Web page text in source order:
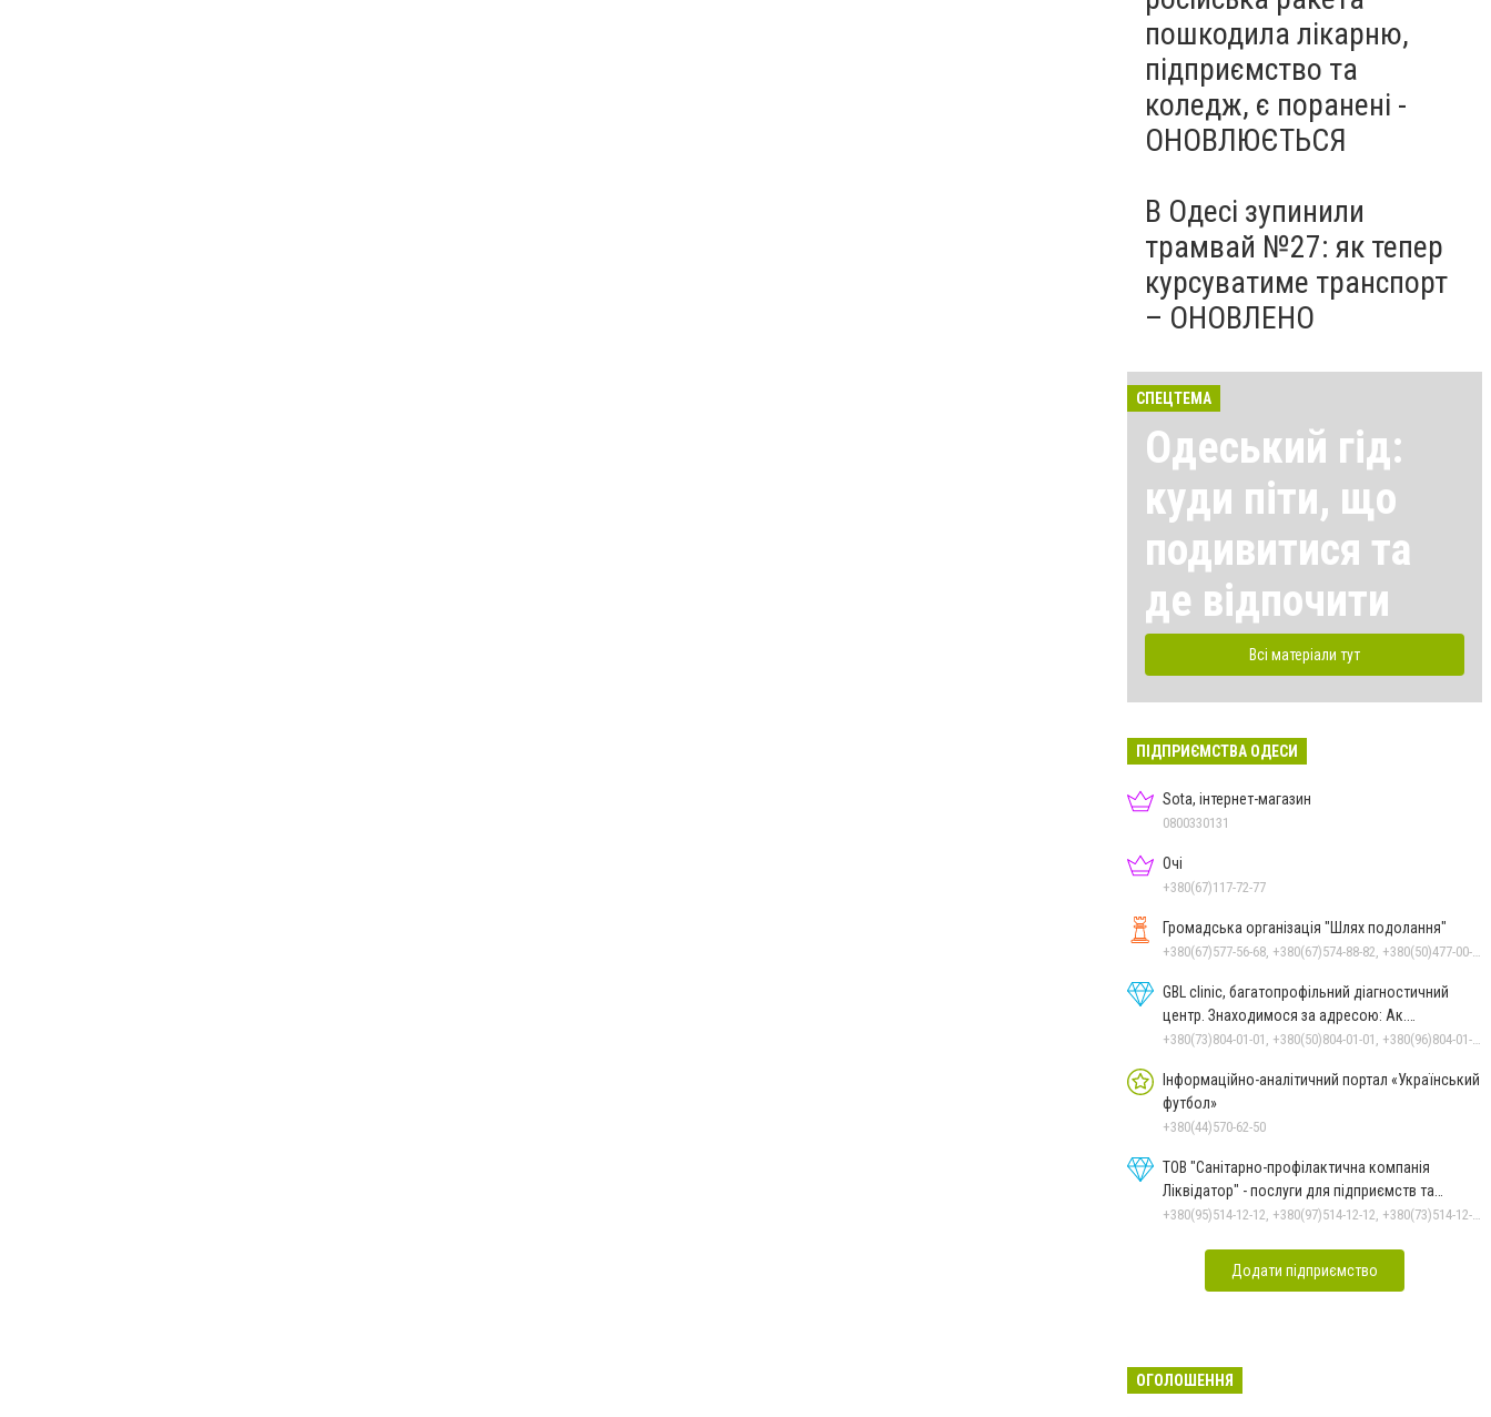
пошкодила лікарню,
підприємство та
коледж, є поранені -
ОНОВЛЮЄТЬСЯ
В Одесі зупинили
трамвай №27: як тепер
курсуватиме транспорт
– ОНОВЛЕНО
СПЕЦТЕМА
Одеський гід:
куди піти, що
подивитися та
де відпочити
Всі матеріали тут
ПІДПРИЄМСТВА ОДЕСИ
Sota, інтернет-магазин
0800330131
Очі
+380(67)117-72-77
Громадська організація "Шлях подолання"
GBL clinic, багатопрофільний діагностичний
центр. Знаходимося за адресою: Ак.
Заболотного, 26
Інформаційно-аналітичний портал «Український
футбол»
+380(44)570-62-50
ТОВ "Санітарно-профілактична компанія
Ліквідатор" - послуги для підприємств та
населення
Додати підприємство
ОГОЛОШЕННЯ